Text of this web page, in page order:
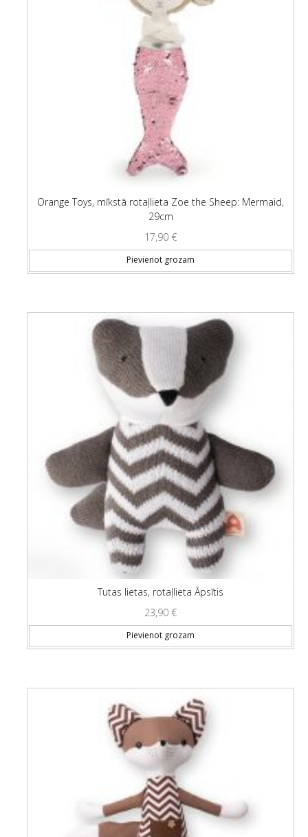
Orange Toys, mīkstā rotaļlieta Zoe the Sheep: Mermaid,
29cm
17,90 €
Pievienot grozam
Tutas lietas, rotaļlieta Āpsītis
23,90 €
Pievienot grozam